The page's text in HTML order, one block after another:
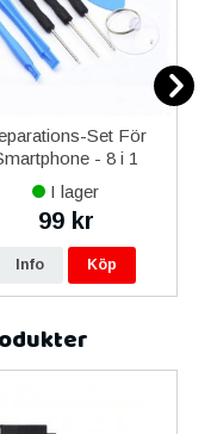
Set För
- 8 i 1
I lager
99 kr
Info Köp